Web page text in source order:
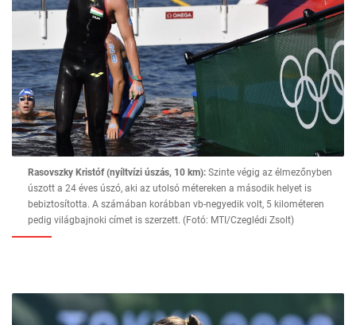
Rasovszky Kristóf (nyíltvízi úszás, 10 km): Szinte végig az élmezőnyben
úszott a 24 éves úszó, aki az utolsó métereken a második helyet is
bebiztosította. A számában korábban vb-negyedik volt, 5 kilométeren
pedig világbajnoki címet is szerzett. (Fotó: MTI/Czeglédi Zsolt)